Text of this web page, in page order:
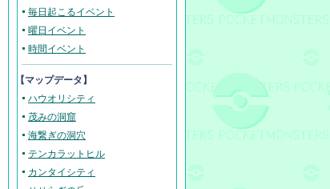
毎日起こるイベント
曜日イベント
時間イベント
【マップデータ】
ハウオリシティ
茂みの洞窟
海繋ぎの洞穴
テンカラットヒル
カンタイシティ